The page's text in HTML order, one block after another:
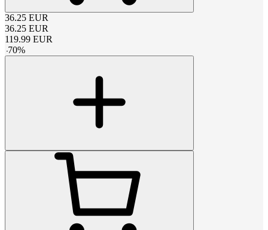
36.25 EUR
36.25 EUR
119.99 EUR
-70%